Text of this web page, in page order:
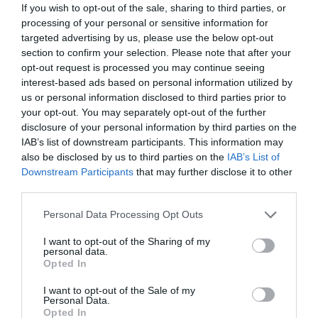
If you wish to opt-out of the sale, sharing to third parties, or
processing of your personal or sensitive information for
targeted advertising by us, please use the below opt-out
section to confirm your selection. Please note that after your
opt-out request is processed you may continue seeing
interest-based ads based on personal information utilized by
us or personal information disclosed to third parties prior to
your opt-out. You may separately opt-out of the further
disclosure of your personal information by third parties on the
IAB’s list of downstream participants. This information may
also be disclosed by us to third parties on the IAB’s List of
Downstream Participants that may further disclose it to other
Personal Data Processing Opt Outs
I want to opt-out of the Sharing of my
personal data.
Opted In
I want to opt-out of the Sale of my
Personal Data.
Opted In
específico, ya que el lenguaje musical es más
complicado", señala Torras aVIA Empresa,
añadiendo que la dificultad extra que supone la
degradación en determinados documentos da
lugar a uncóctel Molotovcon un problema "muy
difícil de resolver": "Hasta ahora se trataba de una
problemática que se resolvía con la fuerza bruta,
con programas específicos que utilizaban
técnicas de visión muy rudimentarias, pero ahora,
el aprendizaje profundo nos da la oportunidad de
crear modelos muy específicos que puedan llevar
más precisa", comenta el investigador.
Torras: "Podremos tener la